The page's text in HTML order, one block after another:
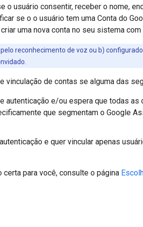
o usuário consentir, receber o nome,
se o o usuário tem uma Conta do
criar uma nova conta no seu sistema
reconhecimento de voz ou b)
vinculação de contas se alguma das
autenticação e/ou espera que todas
que segmentam o Google
e quer vincular apenas
certa para você, consulte o página